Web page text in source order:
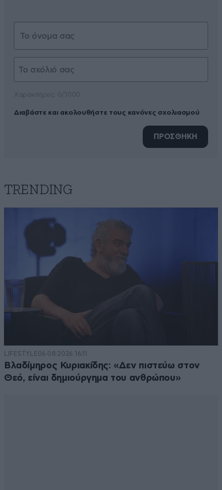
Διαβάστε και ακολουθήστε τους κανόνες σχολιασμού
ΠΡΟΣΘΗΚΗ
TRENDING
LIFESTYLE06·08·2026 16:11
Βλαδίμηρος Κυριακίδης: «Δεν πιστεύω στον
Θεό, είναι δημιούργημα του ανθρώπου»